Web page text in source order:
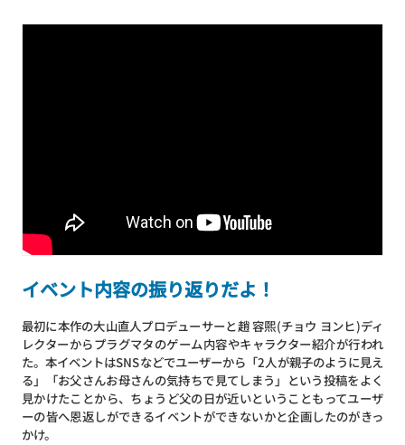
イベント内容の振り返りだよ！
最初に本作の大山直人プロデューサーと趙 容煕(チョウ ヨンヒ)ディ
レクターからプラグマタのゲーム内容やキャラクター紹介が行われ
た。本イベントはSNSなどでユーザーから「2人が親子のように見え
る」「お父さんお母さんの気持ちで見てしまう」という投稿をよく
見かけたことから、ちょうど父の日が近いということもってユーザ
ーの皆へ恩返しができるイベントができないかと企画したのがきっ
かけ。